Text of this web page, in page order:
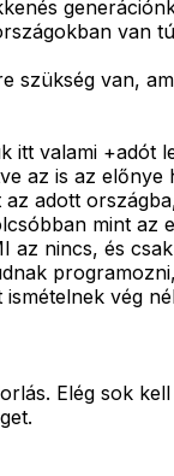
van
szükség van,
itt valami +adót
az is az előnye
az adott
mint az
az nincs, és
vég
Elég sok